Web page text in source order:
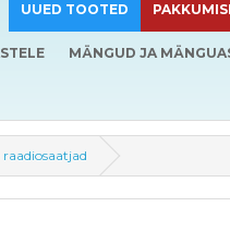
UUED TOOTED
MÄNGUD JA